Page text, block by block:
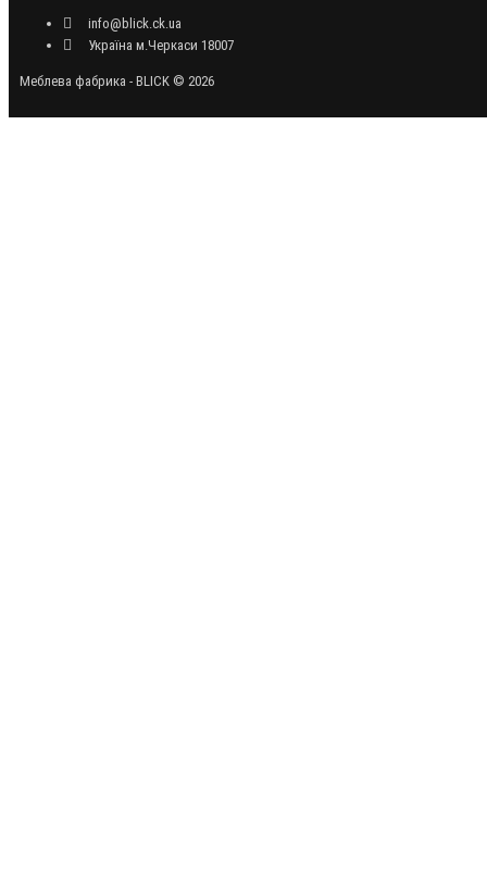
info@blick.ck.ua
Україна м.Черкаси 18007
Меблева фабрика - BLICK © 2026